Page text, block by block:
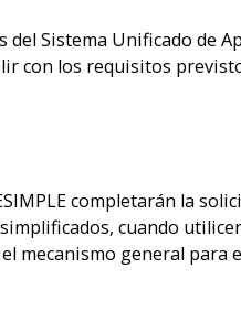
Sistema Unificado de
con los requisitos
completarán la
cuando
mecanismo general para